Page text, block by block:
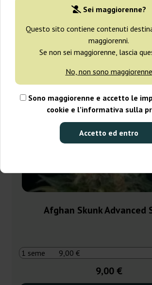
Sei maggiorenne?
Questo sito contiene contenuti
maggiorenni.
Se non sei maggiorenne, lascia
No, non sono maggiorenne
Sono maggiorenne e accetto le
cookie e l’informativa sulla
Accetto ed entro
Afghan Skunk Advanced
9,00 €